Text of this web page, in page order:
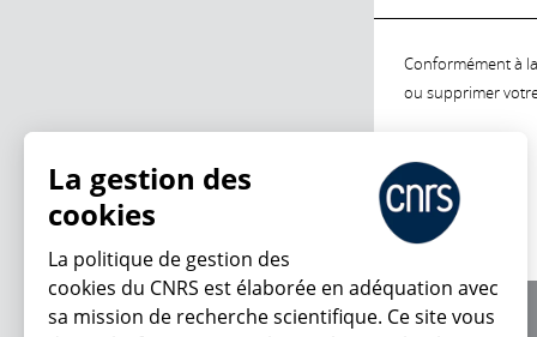
Conformément à
ou supprimer
La gestion des
cookies
La politique de gestion des
cookies du CNRS est élaborée en adéquation avec
sa mission de recherche scientifique. Ce site vous